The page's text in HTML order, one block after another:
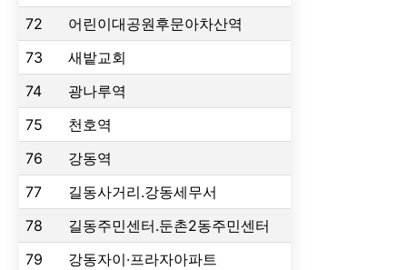
72
어린이대공원후문아차산역
73
새밭교회
74
광나루역
75
천호역
76
강동역
77
길동사거리.강동세무서
78
길동주민센터.둔촌2동주민센터
79
강동자이·프라자아파트